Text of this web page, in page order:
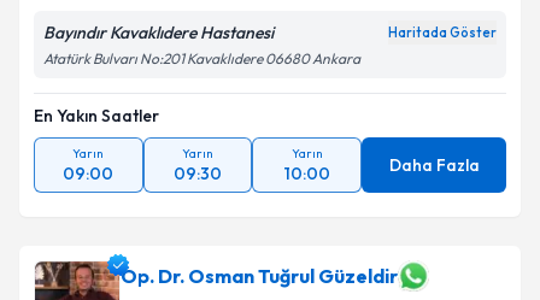
kapsamda işlenmesini kabul ediyorum.
Bayındır Kavaklıdere Hastanesi Haritada Göster
Atatürk Bulvarı No:201 Kavaklıdere 06680 Ankara
En Yakın Saatler
Yarın
09:00
Yarın
09:30
Yarın
10:00 Daha Fazla
Op. Dr. Osman Tuğrul Güzeldir